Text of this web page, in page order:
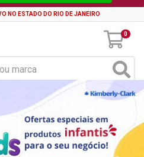
NO ESTADO DO RIO DE JANEIRO
0